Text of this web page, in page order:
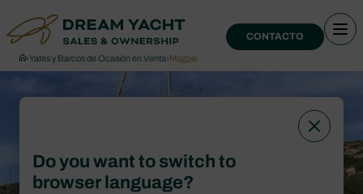
CONTACTO
›Yates y Barcos de Ocasión en Venta›Magpie
Do you want to switch to
browser language?